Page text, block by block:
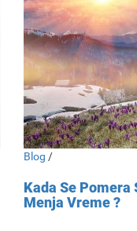
Blog /
Kada Se Pomera
Menja Vreme ?